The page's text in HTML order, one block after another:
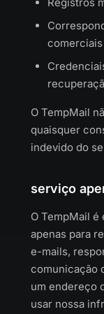
O TempMail
quaisquer
indevido do
serviço
O TempMail
apenas para
e-mails,
comunicação
um endereço
usar nossa